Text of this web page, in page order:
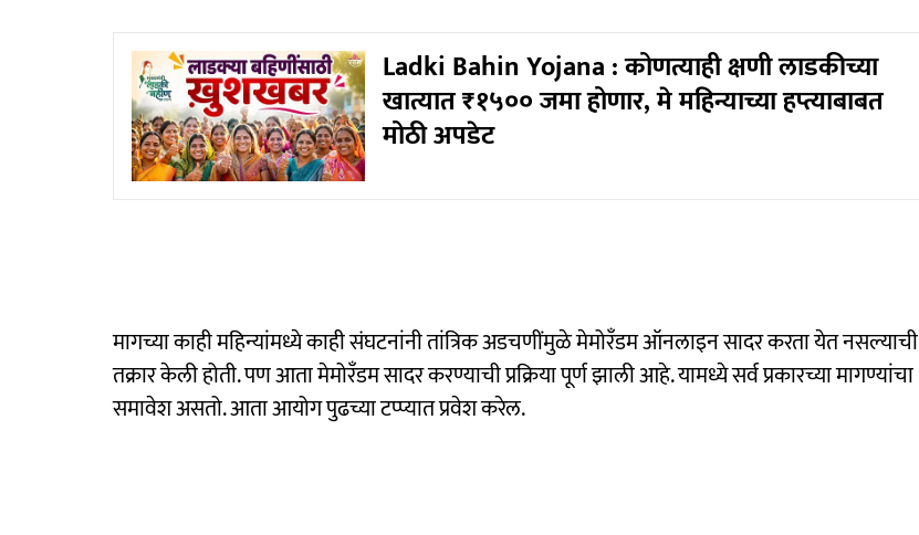
Ladki Bahin Yojana : कोणत्याही क्षणी लाडकीच्या
खात्यात ₹१५०० जमा होणार, मे महिन्याच्या हप्त्याबाबत
मोठी अपडेट
मागच्या काही महिन्यांमध्ये काही संघटनांनी तांत्रिक अडचणींमुळे मेमोरँडम ऑनलाइन सादर करता येत नसल्याची
तक्रार केली होती. पण आता मेमोरँडम सादर करण्याची प्रक्रिया पूर्ण झाली आहे. यामध्ये सर्व प्रकारच्या मागण्यांचा
समावेश असतो. आता आयोग पुढच्या टप्प्यात प्रवेश करेल.